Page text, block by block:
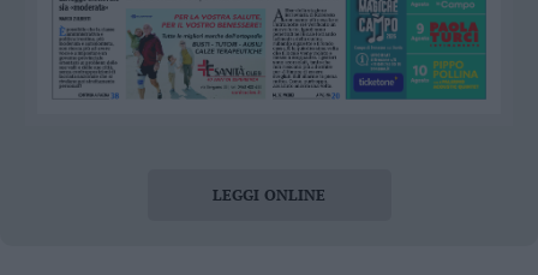
LEGGI ONLINE